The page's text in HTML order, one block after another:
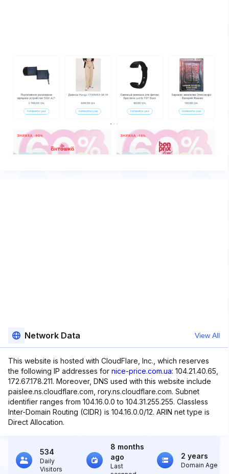
Network Data View All
This website is hosted with CloudFlare, Inc., which reserves
the following IP addresses for nice-price.com.ua: 104.21.40.65,
172.67.178.211. Moreover, DNS used with this website include
paislee.ns.cloudflare.com, rory.ns.cloudflare.com. Subnet
identifier ranges from 104.16.0.0 to 104.31.255.255. Classless
Inter-Domain Routing (CIDR) is 104.16.0.0/12. ARIN net type is
Direct Allocation.
534
Daily
Visitors
8 months
ago
Last
2 years
Domain Age